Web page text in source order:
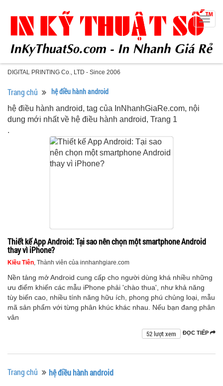
DIGITAL PRINTING Co., LTD - Since 2006
Trang chủ hệ điều hành android
hệ điều hành android, tag của InNhanhGiaRe.com, nội
dung mới nhất về hệ điều hành android, Trang 1
.
Thiết kế App Android: Tại sao nên chọn một smartphone Android
thay vì iPhone?
Kiều Tiên, Thành viên của innhanhgiare.com
Nền tảng mở Android cung cấp cho người dùng khá nhiều những
ưu điểm khiến các mẫu iPhone phải 'chào thua', như khả năng
tùy biến cao, nhiều tính năng hữu ích, phong phú chủng loại, mẫu
mã sản phẩm với từng phân khúc khác nhau. Nếu bạn đang phân
vân
ĐỌC TIẾP
52 lượt xem
Trang chủ hệ điều hành android